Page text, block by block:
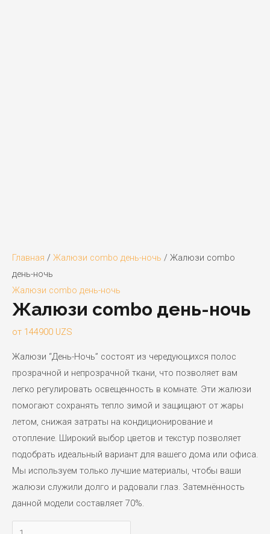
Главная / Жалюзи combo день-ночь / Жалюзи combo
день-ночь
Жалюзи combo день-ночь
Жалюзи combo день-ночь
от 144900 UZS
Жалюзи “День-Ночь” состоят из чередующихся полос
прозрачной и непрозрачной ткани, что позволяет вам
легко регулировать освещенность в комнате. Эти жалюзи
помогают сохранять тепло зимой и защищают от жары
летом, снижая затраты на кондиционирование и
отопление. Широкий выбор цветов и текстур позволяет
подобрать идеальный вариант для вашего дома или офиса.
Мы используем только лучшие материалы, чтобы ваши
жалюзи служили долго и радовали глаз. Затемнённость
данной модели составляет 70%.
Количество